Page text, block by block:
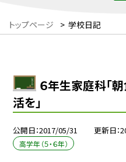
トップページ > 学校日記
６年生家庭科「
活を」
公開日 2017/05/31 更新日
高学年（５・６年）